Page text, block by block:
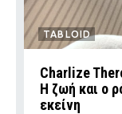
TABLOID
Charlize
H ζωή και ο
εκείνη